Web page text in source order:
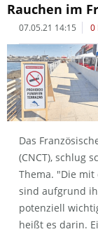
Rauchen im
07.05.21 14:15 0
Das
(CNCT), schlug
Thema. "Die
sind aufgrund
potenziell
heißt es darin.